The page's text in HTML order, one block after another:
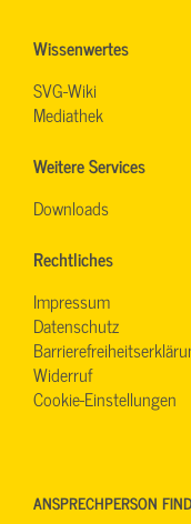
Wissenwertes
SVG-Wiki
Mediathek
Weitere Services
Downloads
Rechtliches
Impressum
Datenschutz
Widerruf
Cookie-Einstellungen
ANSPRECHPERSON